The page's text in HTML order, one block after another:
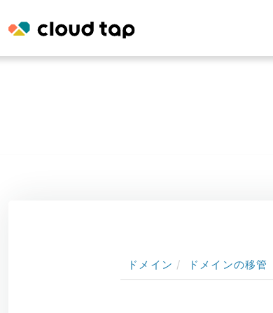
ドメイン ドメインの移管